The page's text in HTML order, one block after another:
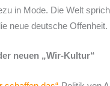
in Mode. Die Welt
neue deutsche Offenheit.
neuen „Wir-Kultur“